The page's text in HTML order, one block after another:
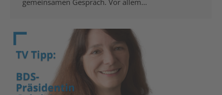
gemeinsamen Gespräch. Vor allem…